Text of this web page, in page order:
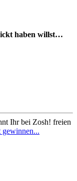
haben willst…
Ihr bei Zosh! freien